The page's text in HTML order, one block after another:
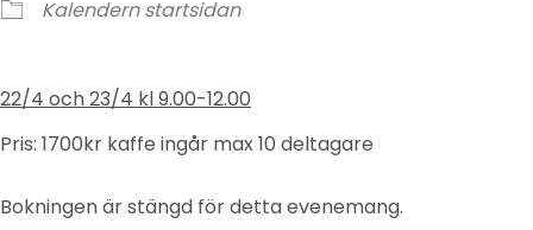
Kalendern startsidan
22/4 och 23/4 kl 9.00-12.00
Pris: 1700kr kaffe ingår max 10 deltagare
Bokningen är stängd för detta evenemang.